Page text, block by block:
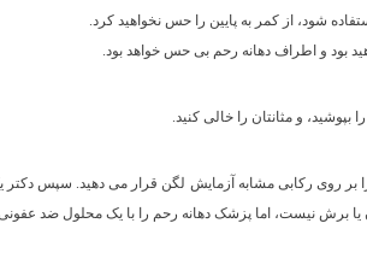
شود، از کمر به پایین را حس نخواهید کرد.
بود و اطراف دهانه رحم بی حس خواهد بود.
و مثانتان را خالی کنید.
بر روی رکابی مشابه آزمایش لگن قرار می دهید. سپس دکتر
یا برش نیست، اما پزشک دهانه رحم را با یک محلول ضد